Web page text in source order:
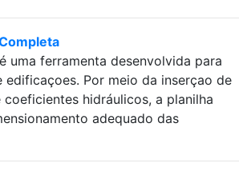
uma ferramenta desenvolvida para
Por meio da inserçao de
hidráulicos, a planilha
adequado das